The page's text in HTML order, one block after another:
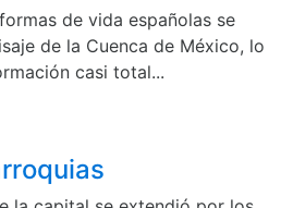
de vida españolas se
de la Cuenca de México, lo
casi total...